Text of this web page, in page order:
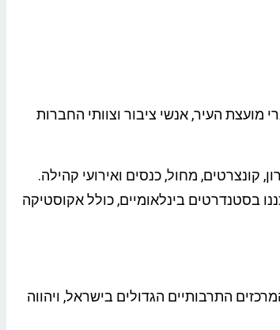
העיר, אנשי ציבור וצוותי החברות
בו יתקיימו מופעי תיאטרון, קונצרטים, מחול, כנסים ואירועי קהילה.
250 איש ואמפי חיצוני ליותר מ-400 צופים. כל חללי המשכן תוכננו בסטנדרטים בינלאומיים, כולל אקוסטיקה
התרבותיים הגדולים בישראל, ויהווה